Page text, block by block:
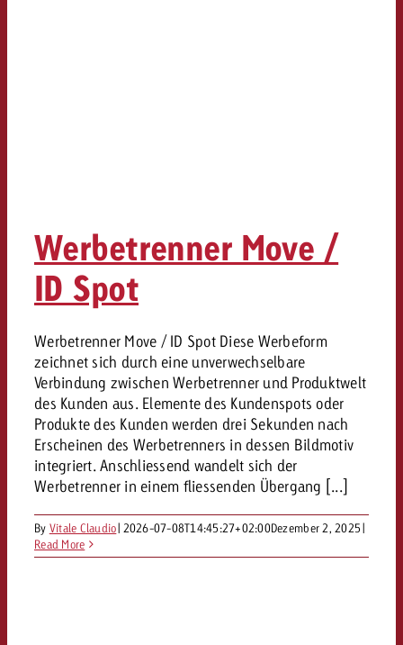
Werbetrenner Move /
ID Spot
Werbetrenner Move / ID Spot Diese Werbeform
zeichnet sich durch eine unverwechselbare
Verbindung zwischen Werbetrenner und Produktwelt
des Kunden aus. Elemente des Kundenspots oder
Produkte des Kunden werden drei Sekunden nach
Erscheinen des Werbetrenners in dessen Bildmotiv
integriert. Anschliessend wandelt sich der
Werbetrenner in einem fliessenden Übergang [...]
By Vitale Claudio| 2026-07-08T14:45:27+02:00Dezember 2, 2025|
Read More